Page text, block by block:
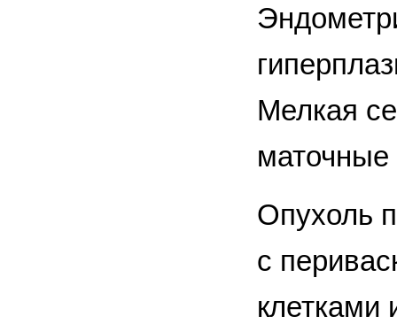
Мелкая
Опухоль
с
клетками